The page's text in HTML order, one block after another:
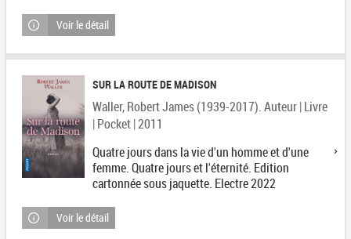
Voir le détail
SUR LA ROUTE DE MADISON
Waller, Robert James (1939-2017). Auteur | Livre
| Pocket | 2011
Quatre jours dans la vie d'un homme et d'une
femme. Quatre jours et l'éternité. Edition
cartonnée sous jaquette. Electre 2022
Voir le détail